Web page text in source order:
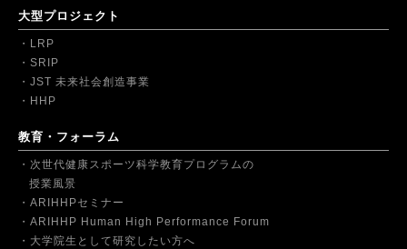
大型プロジェクト
LRP
SRIP
JST 未来社会創造事業
HHP
教育・フォーラム
次世代健康スポーツ科学教育プログラムの
授業風景
ARIHHPセミナー
ARIHHP Human High Performance Forum
大学院生として研究したい方へ